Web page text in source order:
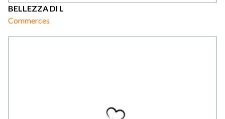
BELLEZZA DI L
Commerces